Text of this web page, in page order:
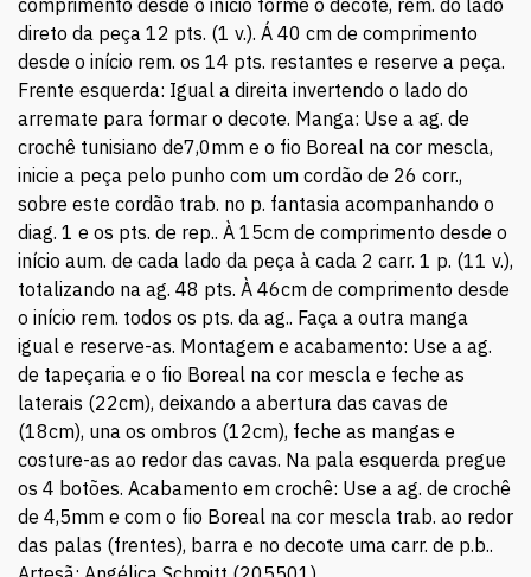
Frente esquerda: Igual a direita invertendo o lado do
arremate para formar o decote. Manga: Use a ag. de
crochê tunisiano de7,0mm e o fio Boreal na cor mescla,
inicie a peça pelo punho com um cordão de 26 corr.,
sobre este cordão trab. no p. fantasia acompanhando o
diag. 1 e os pts. de rep.. À 15cm de comprimento desde o
início aum. de cada lado da peça à cada 2 carr. 1 p. (11 v.),
totalizando na ag. 48 pts. À 46cm de comprimento desde
o início rem. todos os pts. da ag.. Faça a outra manga
igual e reserve-as. Montagem e acabamento: Use a ag.
de tapeçaria e o fio Boreal na cor mescla e feche as
laterais (22cm), deixando a abertura das cavas de
(18cm), una os ombros (12cm), feche as mangas e
costure-as ao redor das cavas. Na pala esquerda pregue
os 4 botões. Acabamento em crochê: Use a ag. de crochê
de 4,5mm e com o fio Boreal na cor mescla trab. ao redor
das palas (frentes), barra e no decote uma carr. de p.b..
Artesã: Angélica Schmitt (205501)